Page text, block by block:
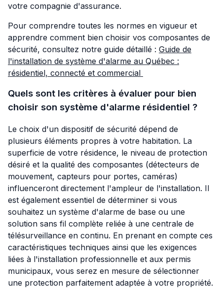
votre compagnie d'assurance.
Pour comprendre toutes les normes en vigueur et
apprendre comment bien choisir vos composantes de
sécurité, consultez notre guide détaillé : Guide de
l'installation de système d'alarme au Québec :
résidentiel, connecté et commercial
Quels sont les critères à évaluer pour bien
choisir son système d'alarme résidentiel ?
Le choix d'un dispositif de sécurité dépend de
plusieurs éléments propres à votre habitation. La
superficie de votre résidence, le niveau de protection
désiré et la qualité des composantes (détecteurs de
mouvement, capteurs pour portes, caméras)
influenceront directement l'ampleur de l'installation. Il
est également essentiel de déterminer si vous
souhaitez un système d'alarme de base ou une
solution sans fil complète reliée à une centrale de
télésurveillance en continu. En prenant en compte ces
caractéristiques techniques ainsi que les exigences
liées à l'installation professionnelle et aux permis
municipaux, vous serez en mesure de sélectionner
une protection parfaitement adaptée à votre propriété.